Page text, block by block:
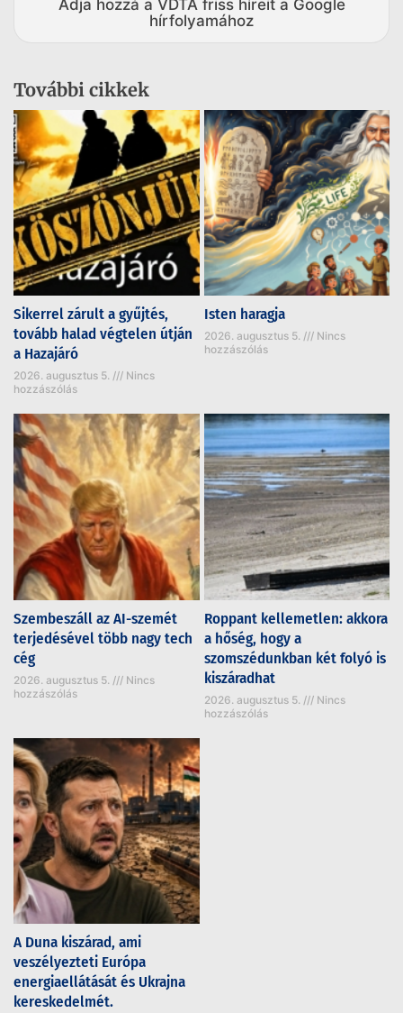
Adja hozzá a VDTA friss híreit a Google
hírfolyamához
További cikkek
Sikerrel zárult a gyűjtés,
tovább halad végtelen útján
a Hazajáró
2026. augusztus 5.
Nincs
hozzászólás
Isten haragja
2026. augusztus 5.
Nincs
hozzászólás
Szembeszáll az AI-szemét
terjedésével több nagy tech
cég
2026. augusztus 5.
Nincs
hozzászólás
Roppant kellemetlen: akkora
a hőség, hogy a
szomszédunkban két folyó is
kiszáradhat
2026. augusztus 5.
Nincs
hozzászólás
A Duna kiszárad, ami
veszélyezteti Európa
energiaellátását és Ukrajna
kereskedelmét.